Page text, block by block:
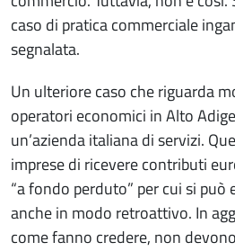
caso di pratica commerciale
segnalata.
Un ulteriore caso che riguarda
operatori economici in Alto
un’azienda italiana di servizi.
imprese di ricevere contributi
“a fondo perduto” per cui si
anche in modo retroattivo. In
come fanno credere, non